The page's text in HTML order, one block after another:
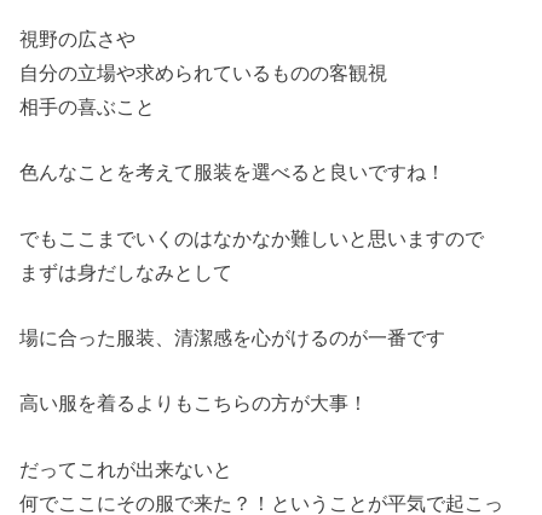
視野の広さや
自分の立場や求められているものの客観視
相手の喜ぶこと
色んなことを考えて服装を選べると良いですね！
でもここまでいくのはなかなか難しいと思いますので
まずは身だしなみとして
場に合った服装、清潔感を心がけるのが一番です
高い服を着るよりもこちらの方が大事！
だってこれが出来ないと
何でここにその服で来た？！ということが平気で起こっ